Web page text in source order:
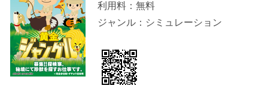
利用料：無料
ジャンル：シミュレーション